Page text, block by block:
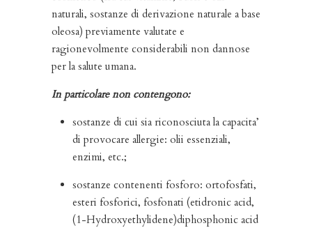
naturali, sostanze di derivazione naturale a base
oleosa) previamente valutate e
ragionevolmente considerabili non dannose
per la salute umana.
In particolare non contengono:
sostanze di cui sia riconosciuta la capacita’
di provocare allergie: olii essenziali,
enzimi, etc.;
sostanze contenenti fosforo: ortofosfati,
esteri fosforici, fosfonati (etidronic acid,
(1-Hydroxyethylidene)diphosphonic acid